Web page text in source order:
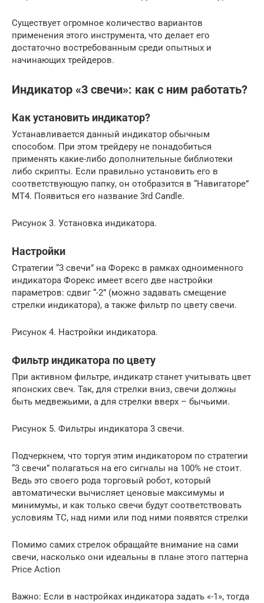
Существует огромное количество вариантов
применения этого инструмента, что делает его
достаточно востребованным среди опытных и
начинающих трейдеров.
Индикатор «3 свечи»: как с ним работать?
Как установить индикатор?
Устанавливается данный индикатор обычным
способом. При этом трейдеру не понадобиться
применять какие-либо дополнительные библиотеки
либо скрипты. Если правильно установить его в
соответствующую папку, он отобразится в “Навигаторе”
МТ4. Появиться его название 3rd Candle.
Рисунок 3. Установка индикатора.
Настройки
Стратегии “3 свечи” на Форекс в рамках одноименного
индикатора Форекс имеет всего две настройки
параметров: сдвиг “-2” (можно задавать смещение
стрелки индикатора), а также фильтр по цвету свечи.
Рисунок 4. Настройки индикатора.
Фильтр индикатора по цвету
При активном фильтре, индикатр станет учитывать цвет
японских свеч. Так, для стрелки вниз, свечи должны
быть медвежьими, а для стрелки вверх – бычьими.
Рисунок 5. Фильтры индикатора 3 свечи.
Подчеркнем, что торгуя этим индикатором по стратегии
“3 свечи” полагаться на его сигналы на 100% не стоит.
Ведь это своего рода торговый робот, который
автоматически вычисляет ценовые максимумы и
минимумы, и как только свечи будут соответствовать
условиям ТС, над ними или под ними появятся стрелки
Помимо самих стрелок обращайте внимание на сами
свечи, насколько они идеальны в плане этого паттерна
Price Action
Важно: Если в настройках индикатора задать «-1», тогда